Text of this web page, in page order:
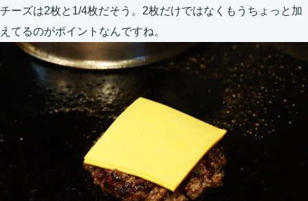
チーズは2枚と1/4枚だそう。2枚だけではなくもうちょっと加
えてるのがポイントなんですね。